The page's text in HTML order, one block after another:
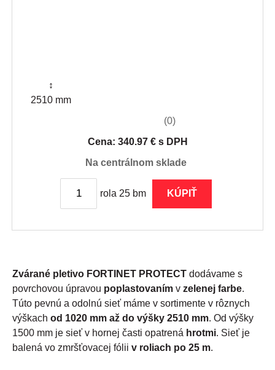
↕
2510 mm
(0)
Cena: 340.97 € s DPH
na centrálnom sklade
rola 25 bm KÚPIŤ
Zvárané pletivo FORTINET PROTECT dodávame s
povrchovou úpravou poplastovaním v zelenej farbe.
Túto pevnú a odolnú sieť máme v sortimente v rôznych
výškach od 1020 mm až do výšky 2510 mm. Od výšky
1500 mm je sieť v hornej časti opatrená hrotmi. Sieť je
balená vo zmršťovacej fólii v roliach po 25 m.